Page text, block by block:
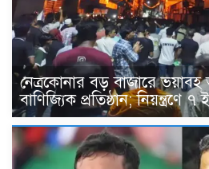
নেত্রকোনার বড় বাজারে
বাণিজ্যিক প্রতিষ্ঠান; নিয়ন্ত্রণে ৭